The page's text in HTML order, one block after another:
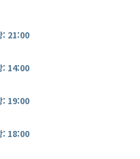
: 21:00
: 14:00
: 19:00
: 18:00